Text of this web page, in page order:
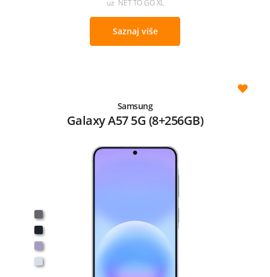
uz NET TO GO XL
Saznaj više
Samsung
Galaxy A57 5G (8+256GB)